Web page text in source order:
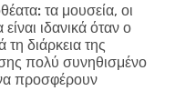
τα μουσεία, οι
είναι ιδανικά όταν ο
τη διάρκεια της
πολύ συνηθισμένο
να προσφέρουν